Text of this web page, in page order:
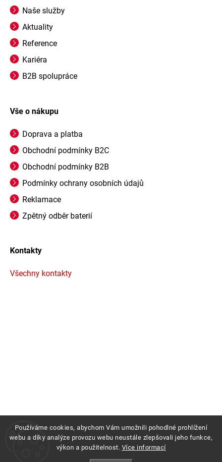
Používáme cookies, abychom Vám umožnili pohodlné prohlížení
webu a díky analýze provozu webu neustále zlepšovali jeho funkce,
výkon a použitelnost. Více informací
Naše služby
Aktuality
Reference
Kariéra
B2B spolupráce
Vše o nákupu
Doprava a platba
Obchodní podmínky B2C
Obchodní podmínky B2B
Podmínky ochrany osobních údajů
Reklamace
Zpětný odběr baterií
Kontakty
Všechny kontakty
Profigrass.cz. Všechna práva vyhrazena.